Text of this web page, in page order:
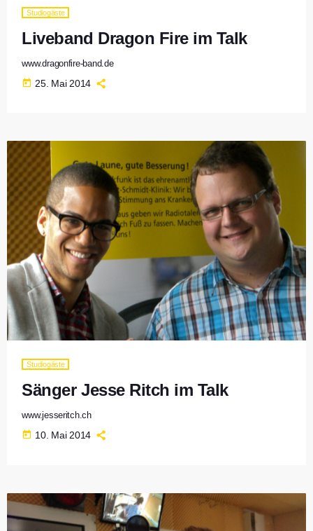
Studiogäste
Liveband Dragon Fire im Talk
www.dragonfire-band.de
today 25. Mai 2014
Studiogäste
Sänger Jesse Ritch im Talk
www.jesseritch.ch
today 10. Mai 2014